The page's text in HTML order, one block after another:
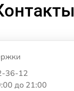
36-12
до 21:00